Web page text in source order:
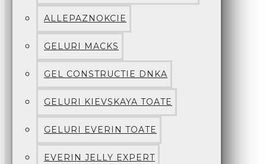
ALLEPAZNOKCIE
GELURI MACKS
GEL CONSTRUCTIE DNKA
GELURI KIEVSKAYA TOATE
GELURI EVERIN TOATE
EVERIN JELLY EXPERT